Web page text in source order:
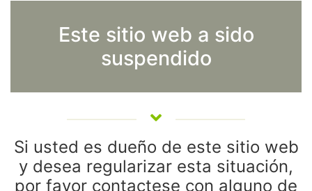
Este sitio web a sido
suspendido
Si usted es dueño de este sitio web
y desea regularizar esta situación,
por favor contactese con alguno de